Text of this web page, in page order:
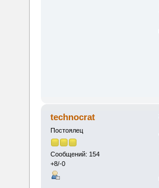
technocrat
Постоялец
Сообщений: 154
+8/-0